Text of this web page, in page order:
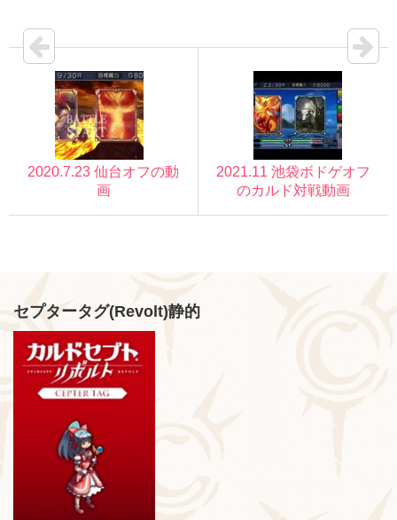
2020.7.23 仙台オフの動
画
2021.11 池袋ボドゲオフ
のカルド対戦動画
セプタータグ(Revolt)静的